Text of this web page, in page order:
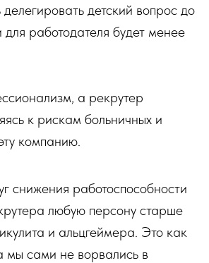
детский вопрос до
работодателя будет менее
а рекрутер
к рискам больничных и
компанию.
снижения работоспособности
любую персону старше
и альцгеймера. Это как
мы сами не ворвались в